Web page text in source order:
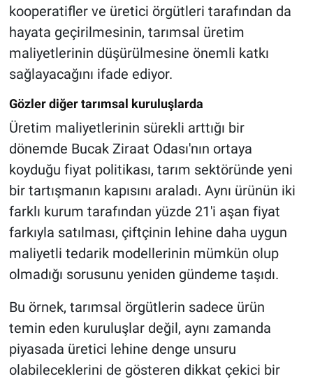
kooperatifler ve üretici örgütleri tarafından da
hayata geçirilmesinin, tarımsal üretim
maliyetlerinin düşürülmesine önemli katkı
sağlayacağını ifade ediyor.
Gözler diğer tarımsal kuruluşlarda
Üretim maliyetlerinin sürekli arttığı bir
dönemde Bucak Ziraat Odası'nın ortaya
koyduğu fiyat politikası, tarım sektöründe yeni
bir tartışmanın kapısını araladı. Aynı ürünün iki
farklı kurum tarafından yüzde 21'i aşan fiyat
farkıyla satılması, çiftçinin lehine daha uygun
maliyetli tedarik modellerinin mümkün olup
olmadığı sorusunu yeniden gündeme taşıdı.
Bu örnek, tarımsal örgütlerin sadece ürün
temin eden kuruluşlar değil, aynı zamanda
piyasada üretici lehine denge unsuru
olabileceklerini de gösteren dikkat çekici bir